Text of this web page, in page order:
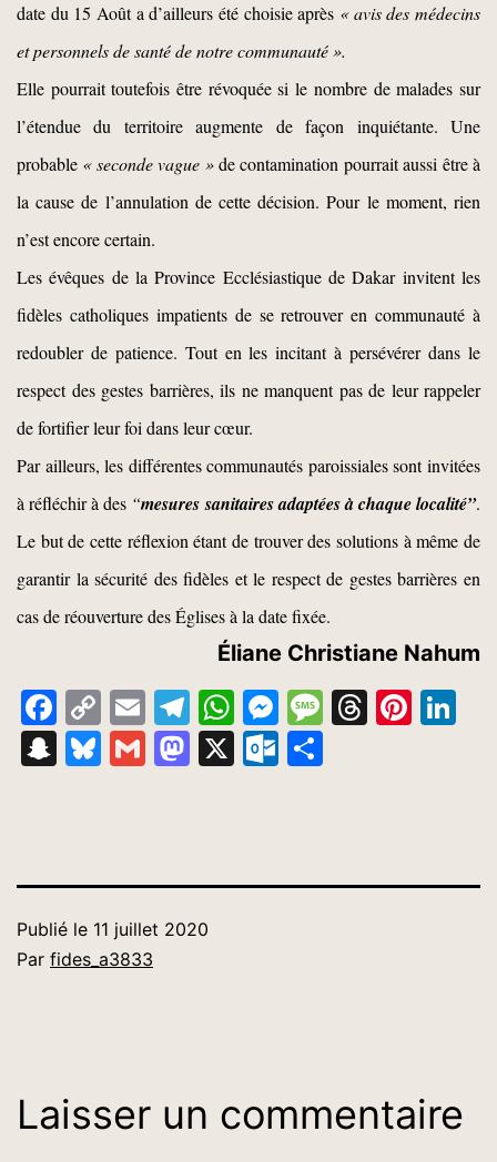
date du 15 Août a d’ailleurs été choisie après « avis des médecins
et personnels de santé de notre communauté ».
Elle pourrait toutefois être révoquée si le nombre de malades sur
l’étendue du territoire augmente de façon inquiétante. Une
probable « seconde vague »de contamination pourrait aussi être à
la cause de l’annulation de cette décision. Pour le moment, rien
n’est encore certain.
Les évêques de la Province Ecclésiastique de Dakar invitent les
fidèles catholiques impatients de se retrouver en communauté à
redoubler de patience. Tout en les incitant à persévérer dans le
respect des gestes barrières, ils ne manquent pas de leur rappeler
de fortifier leur foi dans leur cœur.
Par ailleurs, les différentes communautés paroissiales sont invitées
à réfléchir à des “mesures sanitaires adaptées à chaque localité”.
Le but de cette réflexion étant de trouver des solutions à même de
garantir la sécurité des fidèles et le respect de gestes barrières en
cas de réouverture des Églises à la date fixée.
Éliane Christiane Nahum
Facebook
Copy
Link
EmailTelegram
WhatsApp
Messenger
Message
Snapchat
Bluesky
GmailMastodon
X Outlook.com
Publié le 11 juillet 2020
Par fides_a3833
Laisser un commentaire